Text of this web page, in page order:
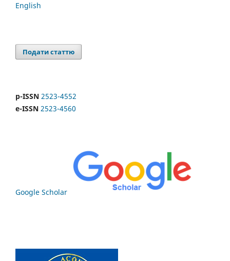
English
Подати статтю
p-ISSN 2523-4552
e-ISSN 2523-4560
Google Scholar